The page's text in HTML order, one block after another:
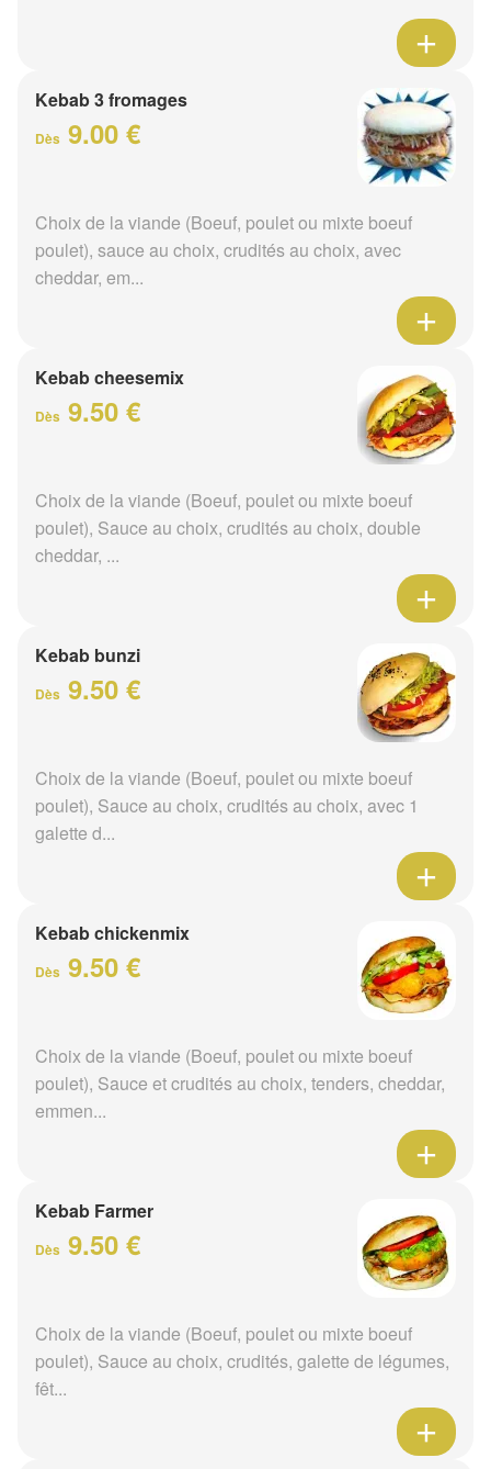
Kebab 3 fromages
Dès 9.00 €
Choix de la viande (Boeuf, poulet ou mixte boeuf
poulet), sauce au choix, crudités au choix, avec
cheddar, em...
Kebab cheesemix
Dès 9.50 €
Choix de la viande (Boeuf, poulet ou mixte boeuf
poulet), Sauce au choix, crudités au choix, double
cheddar, ...
Kebab bunzi
Dès 9.50 €
Choix de la viande (Boeuf, poulet ou mixte boeuf
poulet), Sauce au choix, crudités au choix, avec 1
galette d...
Kebab chickenmix
Dès 9.50 €
Choix de la viande (Boeuf, poulet ou mixte boeuf
poulet), Sauce et crudités au choix, tenders, cheddar,
emmen...
Kebab Farmer
Dès 9.50 €
Choix de la viande (Boeuf, poulet ou mixte boeuf
poulet), Sauce au choix, crudités, galette de légumes,
fêt...